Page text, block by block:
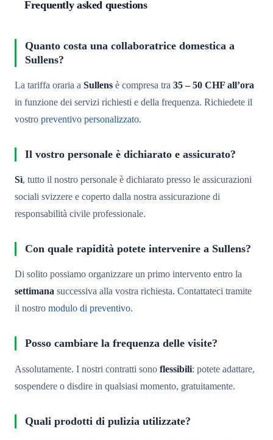
Frequently asked questions
Quanto costa una collaboratrice domestica a
Sullens?
La tariffa oraria a Sullens è compresa tra 35 – 50 CHF all’ora
in funzione dei servizi richiesti e della frequenza. Richiedete il
vostro preventivo personalizzato.
Il vostro personale è dichiarato e assicurato?
Sì, tutto il nostro personale è dichiarato presso le assicurazioni
sociali svizzere e coperto dalla nostra assicurazione di
responsabilità civile professionale.
Con quale rapidità potete intervenire a Sullens?
Di solito possiamo organizzare un primo intervento entro la
settimana successiva alla vostra richiesta. Contattateci tramite
il nostro modulo di preventivo.
Posso cambiare la frequenza delle visite?
Assolutamente. I nostri contratti sono flessibili: potete adattare,
sospendere o disdire in qualsiasi momento, gratuitamente.
Quali prodotti di pulizia utilizzate?